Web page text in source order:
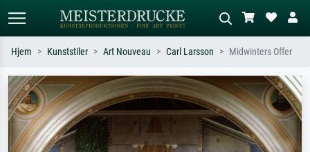
Standardsøk KI-bildesøk
Søk etter kunstner, tittel eller stil – for
eksempel Monet, Stjernenatt,
impresjonisme, Hokusai-bølgen, akt.
Beskriv scenen – for eksempel grønn
eng, abstrakt med mye rødt, mørkt
oljemaleri, stående akt ved et tre.
Hjem Kunststiler Art Nouveau Carl Larsson Midwinters Offer